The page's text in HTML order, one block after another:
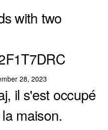
with two
28, 2023
il s'est occupé
maison.